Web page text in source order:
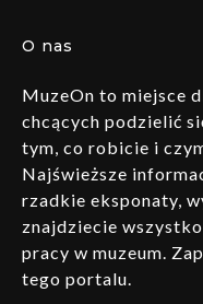
O nas
MuzeOn to miejsce
chcących podzielić
tym, co robicie i
Najświeższe
rzadkie eksponaty,
znajdziecie
pracy w muzeum.
tego portalu.